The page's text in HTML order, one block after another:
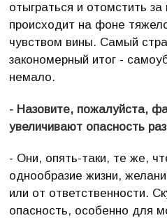
отыграться и отомстить
происходит на фоне
чувством вины. Самый
закономерный итог -
немало.
- Назовите, пожалуйста,
увеличивают опасность
- Они, опять-таки, те же,
однообразие жизни,
или от ответственности.
опасность, особенно для